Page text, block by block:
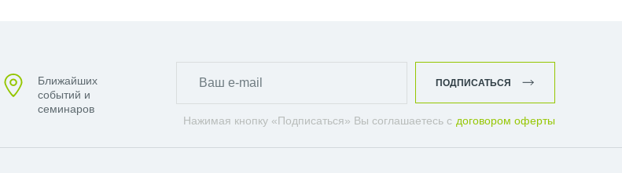
Ближайших
событий и
семинаров
Нажимая кнопку «Подписаться» Вы соглашаетесь с договором оферты
ПОДПИСАТЬСЯ